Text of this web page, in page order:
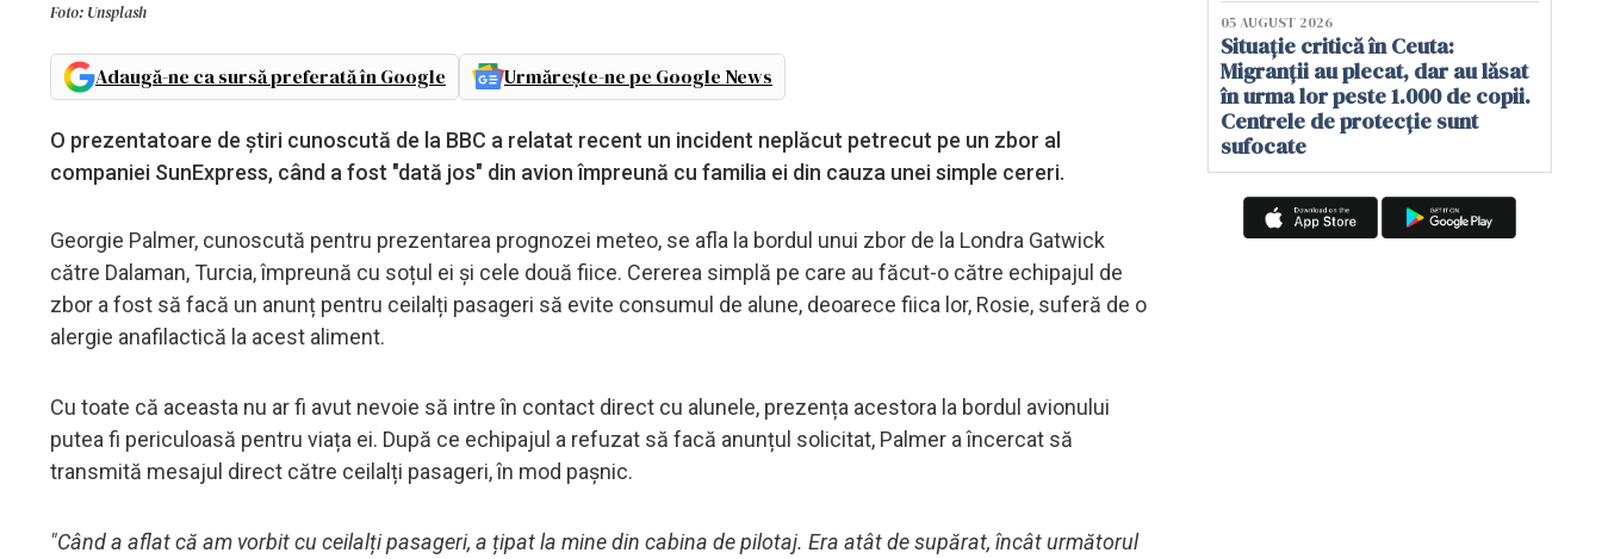
Foto: Unsplash
Adaugă-ne ca sursă preferată în Google Urmărește-ne pe Google News
O prezentatoare de știri cunoscută de la BBC a relatat recent un incident neplăcut petrecut pe un zbor al
companiei SunExpress, când a fost "dată jos" din avion împreună cu familia ei din cauza unei simple cereri.
Georgie Palmer, cunoscută pentru prezentarea prognozei meteo, se afla la bordul unui zbor de la Londra Gatwick
către Dalaman, Turcia, împreună cu soțul ei și cele două fiice. Cererea simplă pe care au făcut-o către echipajul de
zbor a fost să facă un anunț pentru ceilalți pasageri să evite consumul de alune, deoarece fiica lor, Rosie, suferă de o
alergie anafilactică la acest aliment.
Cu toate că aceasta nu ar fi avut nevoie să intre în contact direct cu alunele, prezența acestora la bordul avionului
putea fi periculoasă pentru viața ei. După ce echipajul a refuzat să facă anunțul solicitat, Palmer a încercat să
transmită mesajul direct către ceilalți pasageri, în mod pașnic.
"Când a aflat că am vorbit cu ceilalți pasageri, a țipat la mine din cabina de pilotaj. Era atât de supărat, încât următorul
05 AUGUST 2026
Situație critică în Ceuta:
Migranții au plecat, dar au lăsat
în urma lor peste 1.000 de copii.
Centrele de protecție sunt
sufocate